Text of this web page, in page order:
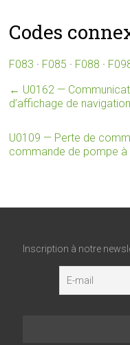
Codes
F083 · F085 · F088 ·
← U0162 —
d’affichage de navigation
U0109 — Perte de
commande de pompe à
Inscription à notre